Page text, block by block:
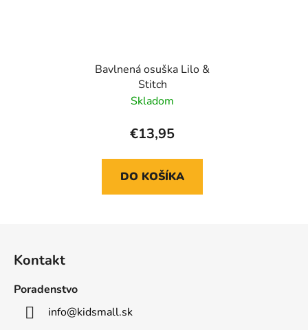
Bavlnená osuška Lilo &
Stitch
Skladom
€13,95
DO KOŠÍKA
Kontakt
Poradenstvo
info@kidsmall.sk